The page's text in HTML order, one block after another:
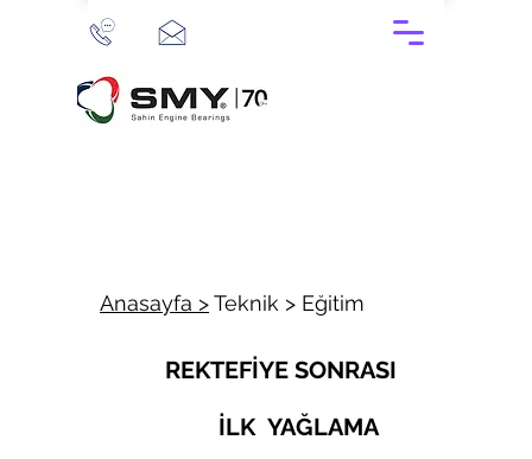
Anasayfa >Teknik > Eğitim
REKTEFİYE SONRASI
İLK YAĞLAMA